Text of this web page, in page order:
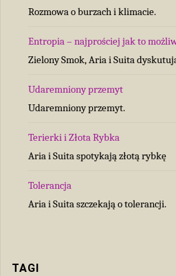
Rozmowa o burzach i klimacie.
Entropia – najprościej jak to
Zielony Smok, Aria i Suita
Udaremniony przemyt
Udaremniony przemyt.
Terierki i Złota Rybka
Aria i Suita spotykają złotą rybkę
Tolerancja
Aria i Suita szczekają o tolerancji.
TAGI